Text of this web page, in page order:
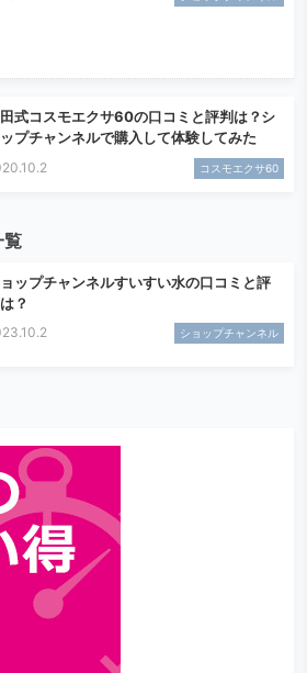
式コスモエクサ60の口コミと評判は？シ
ップチャンネルで購入して体験してみた
コスモエクサ60
覧
ップチャンネルすいすい水の口コミと評
？
ショップチャンネル